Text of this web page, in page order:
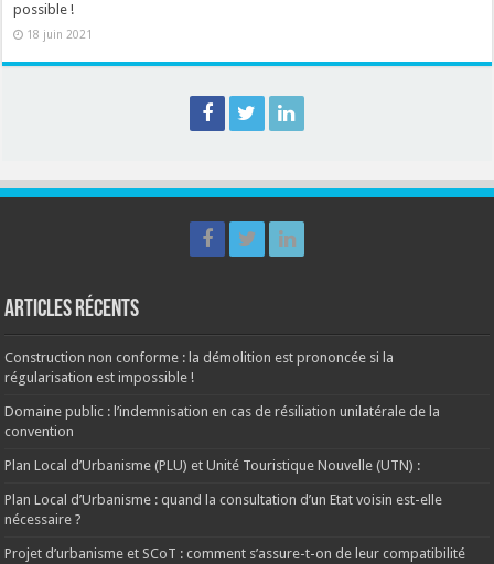
possible !
18 juin 2021
Articles récents
Construction non conforme : la démolition est prononcée si la
régularisation est impossible !
Domaine public : l’indemnisation en cas de résiliation unilatérale de la
convention
Plan Local d’Urbanisme (PLU) et Unité Touristique Nouvelle (UTN) :
Plan Local d’Urbanisme : quand la consultation d’un Etat voisin est-elle
nécessaire ?
Projet d’urbanisme et SCoT : comment s’assure-t-on de leur compatibilité